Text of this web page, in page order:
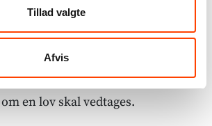
Tillad valgte
Afvis
Folketingssalen er det rum, hvor
medlemmerne af folketinget sidder,
når de diskuterer en lov. Det er også
her, at de stemmer ja eller nej til,
om en lov skal vedtages.